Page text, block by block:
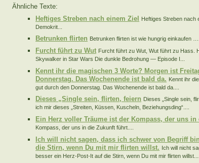
Ähnliche Texte:
Heftiges Streben nach einem Ziel Heftiges Streben nach
Demokrit...
Betrunken flirten Betrunken flirten ist wie hungrig einkaufen
Furcht führt zu Wut Furcht führt zu Wut, Wut führt zu Hass.
Skywalker in Star Wars Die dunkle Bedrohung — Episode I...
Kennt ihr die magischen 3 Worte? Morgen ist
Donnerstag. Das Wochenende ist bald da. Kennt ihr
gut durch den Donnerstag. Das Wochenende ist bald da....
Dieses „Single sein, flirten, feiern Dieses „Single sein,
ich mir dieses „Streiten, Küssen, Kuscheln, Beziehungsding“....
Ein Herz voller Träume ist der Kompass, der uns
Kompass, der uns in die Zukunft führt....
Ich will nicht sagen, dass ich schwer von Begriff
die Stirn, wenn Du mit mir flirten willst. Ich will nicht
besser ein Herz-Post-It auf die Stirn, wenn Du mit mir flirten willst....